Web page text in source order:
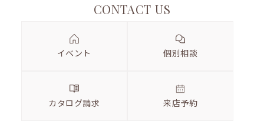
CONTACT US
イベント 個別相談
カタログ請求 来店予約